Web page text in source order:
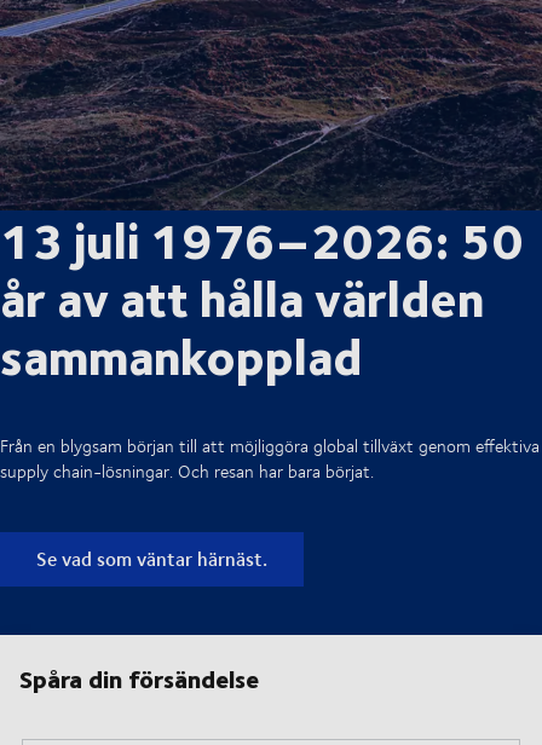
13 juli 1976–2026: 50
år av att hålla världen
sammankopplad
Från en blygsam början till att möjliggöra global tillväxt genom effektiva
supply chain-lösningar. Och resan har bara börjat.
Se vad som väntar härnäst.
Spåra din försändelse